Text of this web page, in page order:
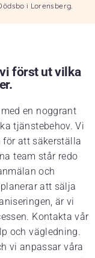
i Lorensberg.
först ut vilka
en noggrant
tjänstebehov. Vi
att säkerställa
team står redo
och
att sälja
är vi
Kontakta vår
och vägledning.
vi anpassar våra